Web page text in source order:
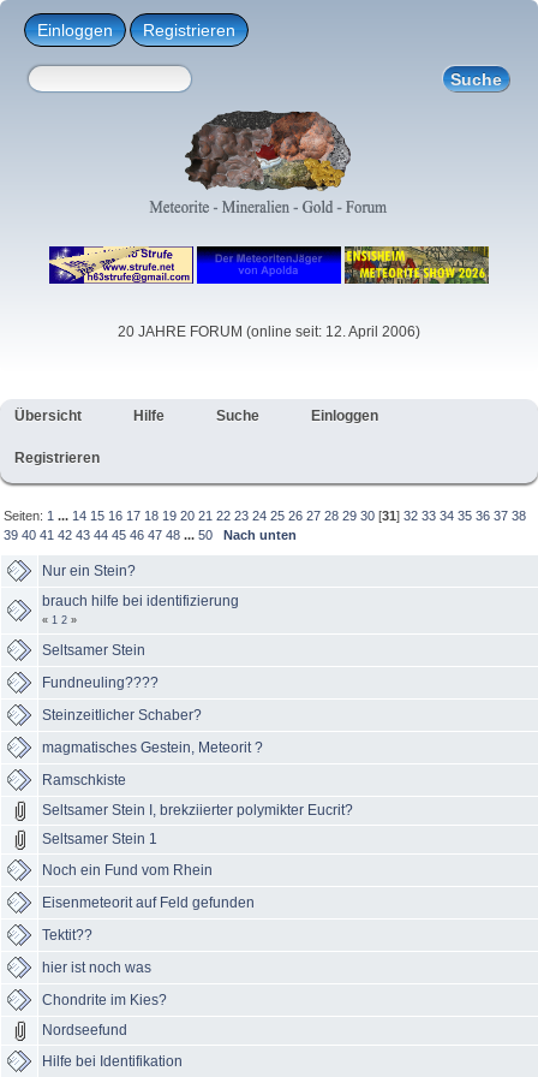
Einloggen Registrieren
20 JAHRE FORUM (online seit: 12. April 2006)
Übersicht Hilfe Suche Einloggen
Registrieren
Seiten: 1 ... 14 15 16 17 18 19 20 21 22 23 24 25 26 27 28 29 30 [31]32 33 34 35 36 37 38
39 40 41 42 43 44 45 46 47 48 ...50 Nach unten
Nur ein Stein?
brauch hilfe bei identifizierung
« 1 2 »
Seltsamer Stein
Fundneuling????
Steinzeitlicher Schaber?
magmatisches Gestein, Meteorit ?
Ramschkiste
Seltsamer Stein I, brekziierter polymikter Eucrit?
Seltsamer Stein 1
Noch ein Fund vom Rhein
Eisenmeteorit auf Feld gefunden
Tektit??
hier ist noch was
Chondrite im Kies?
Nordseefund
Hilfe bei Identifikation